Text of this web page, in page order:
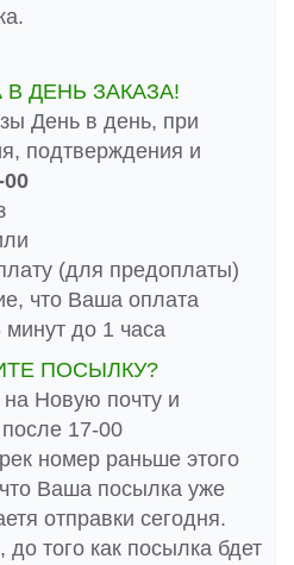
ДЕНЬ ЗАКАЗА!
День в день, при
подтверждения и
(для предоплаты)
что Ваша оплата
минут до 1 часа
ПОСЫЛКУ?
Новую почту и
17-00
номер раньше этого
Ваша посылка уже
отправки сегодня.
того как посылка бдет